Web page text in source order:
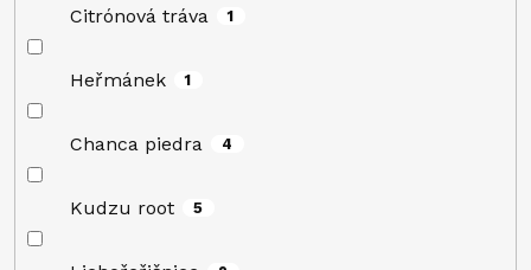
Citrónová tráva 1
Heřmánek 1
Chanca piedra 4
Kudzu root 5